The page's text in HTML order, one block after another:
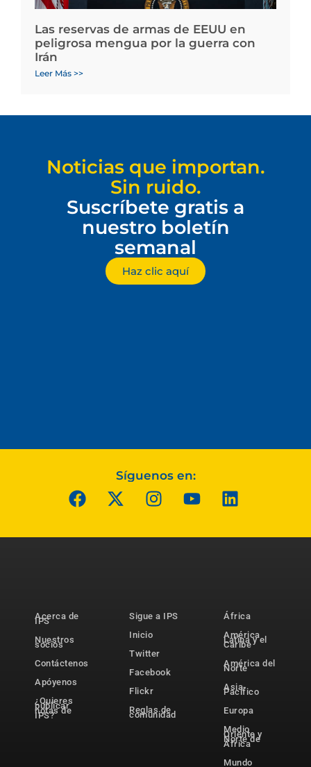
Las reservas de armas de EEUU en
peligrosa mengua por la guerra con
Irán
Leer Más >>
Noticias que importan.
Sin ruido.
Suscríbete gratis a
nuestro boletín
semanal
Haz clic aquí
Síguenos en:
Acerca de
IPS
Nuestros
socios
Contáctenos
Apóyenos
¿Quieres
publicar
notas de
IPS?
Sigue a IPS
Inicio
Twitter
Facebook
Flickr
Reglas de
comunidad
África
América
Latina y el
Caribe
América del
Norte
Asia-
Pacífico
Europa
Medio
Oriente y
Norte de
África
Mundo